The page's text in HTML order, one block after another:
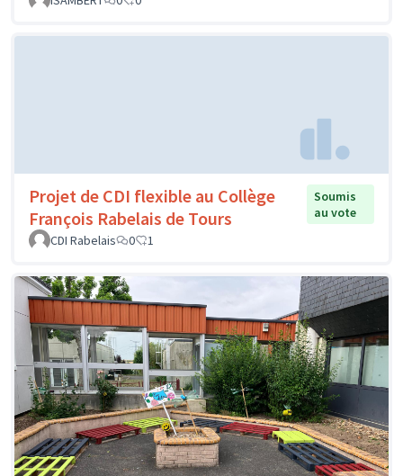
Projet de CDI flexible au Collège
François Rabelais de Tours
Soumis
au vote
CDI Rabelais
0 1